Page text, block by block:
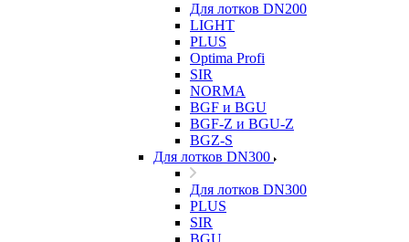
Для лотков DN200
LIGHT
PLUS
Optima Profi
SIR
NORMA
BGF и BGU
BGF-Z и BGU-Z
BGZ-S
Для лотков DN300
Для лотков DN300
PLUS
SIR
BGU